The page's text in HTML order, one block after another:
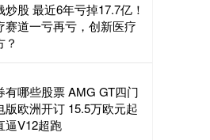
炒股 最近6年亏掉17.7亿！
赛道一亏再亏，创新医疗
？
有哪些股票 AMG GT四门
版欧洲开订 15.5万欧元起
逼V12超跑